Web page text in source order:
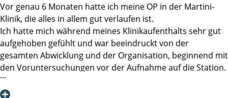
Vor genau 6 Monaten hatte ich meine OP in der Martini-
Klinik, die alles in allem gut verlaufen ist.
Ich hatte mich während meines Klinikaufenthalts sehr gut
aufgehoben gefühlt und war beeindruckt von der
gesamten Abwicklung und der Organisation, beginnend mit
den Voruntersuchungen vor der Aufnahme auf die Station.
Auf der Station war ich nahezu begeistert, wie freundlich,
zuvorkommend und kompetent das gesamte Personal war.